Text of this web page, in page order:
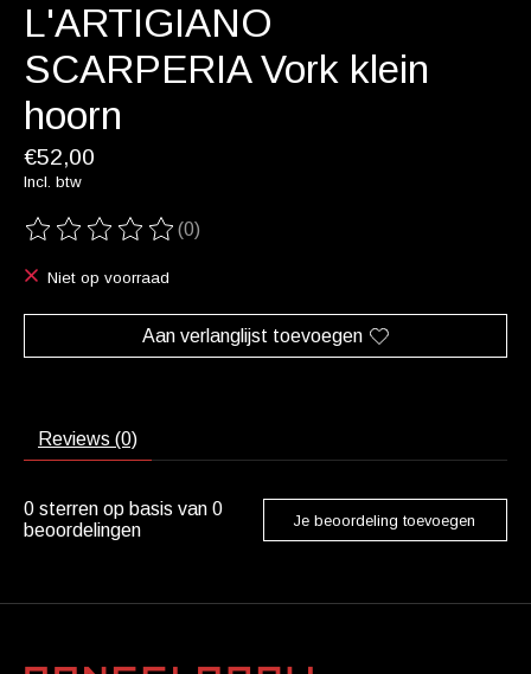
L'ARTIGIANO
SCARPERIA Vork klein
hoorn
€52,00
Incl. btw
De beoordeling van dit product is
(0)
Niet op voorraad
Aan verlanglijst toevoegen
Reviews (0)
0 sterren op basis van 0
beoordelingen
Je beoordeling toevoegen